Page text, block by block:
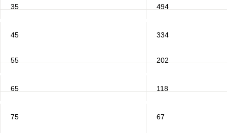
35 494
45 334
55 202
65 118
75 67